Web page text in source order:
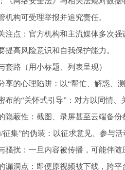
机构可受理举报并追究责任。
注点：官方机构和主流媒体多次
提高风险意识和自我保护能力。
套路（用小标题、列表呈现）
享的心理陷阱：以“帮忙、解惑、
布的“关怀式引导”：对方以同情
隐蔽性：截图、录屏甚至云端备
征集”的伪装：以征求意见、参与
骚扰：一旦内容被传播，可能伴
漏洞点：即便原视频被下线，跨